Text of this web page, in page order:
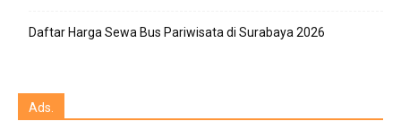
Daftar Harga Sewa Bus Pariwisata di Surabaya 2026
Ads.